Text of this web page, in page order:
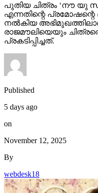
പുതിയ ചിത്രം ‘നൗ യു
എന്നതിന്റെ
നല്‍കിയ
രാജമൗലിയെയും
പ്രകടിപ്പിച്ചത്.
Published
5 days ago
on
November 12, 2025
By
webdesk18